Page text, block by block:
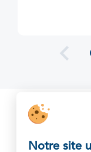
santé
Notre site